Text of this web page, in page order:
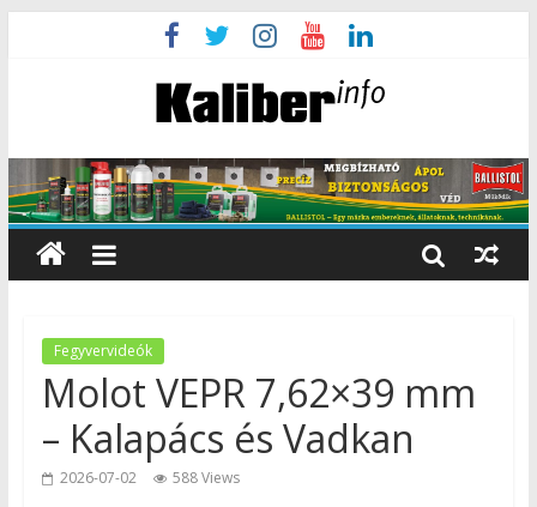
Fegyvervideók
Molot VEPR 7,62×39 mm
– Kalapács és Vadkan
2026-07-02 588 Views